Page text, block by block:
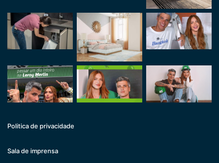
Politica de privacidade
Sala de imprensa